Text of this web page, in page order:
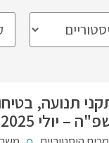
תנועה,
– יולי 2025